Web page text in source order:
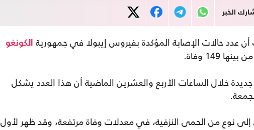
الخبر
عدد حالات الإصابة المؤكدة بفيروس إيبولا في جمهورية
الكونغو
تقرير ميداني وثّق 21 حالة جديدة خلال الساعات الأربع والعشرين الماضية أن هذا العدد يشكل
إلى نوع من الحمى النزفية، في معدلات وفاة مرتفعة، وقد ظهر لأول